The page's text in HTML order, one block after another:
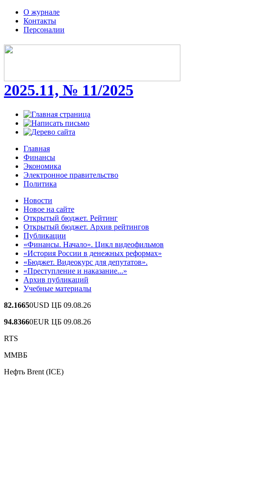
О журнале
Контакты
Персоналии
2025.11, № 11/2025
Главная
Финансы
Экономика
Электронное правительство
Политика
Новости
Новое на сайте
Открытый бюджет. Рейтинг
Открытый бюджет. Архив рейтингов
Публикации
«Финансы. Начало». Цикл видеофильмов
«История России в денежных реформах»
«Бюджет. Видеокурс для депутатов».
«Преступление и наказание...»
Архив публикаций
Учебные материалы
82.16650USD ЦБ 09.08.26
94.83660EUR ЦБ 09.08.26
RTS
ММВБ
Нефть Brent (ICE)